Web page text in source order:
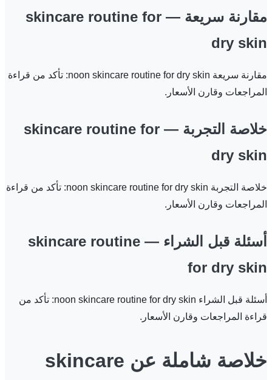
مقارنة سريعة — skincare routine for
dry skin
مقارنة سريعة noon skincare routine for dry skin: تأكد من قراءة
المراجعات وقارن الأسعار.
خلاصة التجربة — skincare routine for
dry skin
خلاصة التجربة noon skincare routine for dry skin: تأكد من قراءة
المراجعات وقارن الأسعار.
أسئلة قبل الشراء — skincare routine
for dry skin
أسئلة قبل الشراء noon skincare routine for dry skin: تأكد من
قراءة المراجعات وقارن الأسعار.
خلاصة شاملة عن skincare